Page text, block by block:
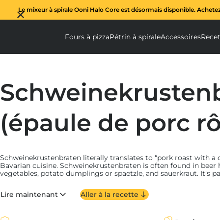
Le mixeur à spirale Ooni Halo Core est désormais disponible.
Fours à pizza Fours à pizza submenu
Pétrin à spirale Pétrin à
Accessoires
(épaule de porc
Schweinekrustenbraten literally translates to “pork roast with a
Bavarian cuisine. Schweinekrustenbraten is often found in beer
vegetables, potato dumplings or spaetzle, and sauerkraut. It’s
call for heart-warming dishes. The pork joint (typically the
made from paprika, mustard and caraway seeds.
Lire maintenant Aller à la recette